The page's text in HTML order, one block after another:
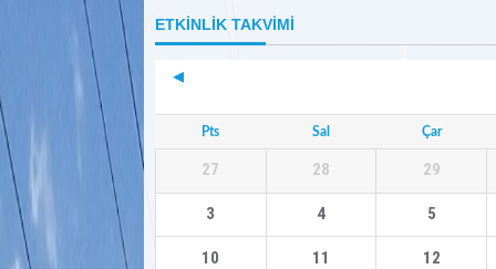
ETKİNLİK TAKVİMİ
Pts Sal Çar
27 28 29
3 4 5
10 11 12